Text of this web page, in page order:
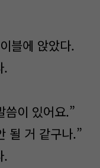
블에 앉았다.
.
씀이 있어요.”
될 거 같구나.”
.